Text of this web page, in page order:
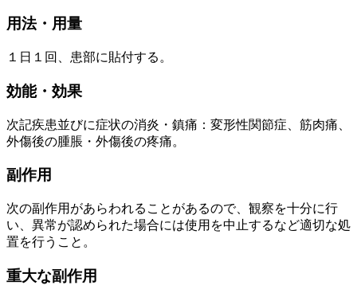
用法・用量
１日１回、患部に貼付する。
効能・効果
次記疾患並びに症状の消炎・鎮痛：変形性関節症、筋肉痛、
外傷後の腫脹・外傷後の疼痛。
副作用
次の副作用があらわれることがあるので、観察を十分に行
い、異常が認められた場合には使用を中止するなど適切な処
置を行うこと。
重大な副作用